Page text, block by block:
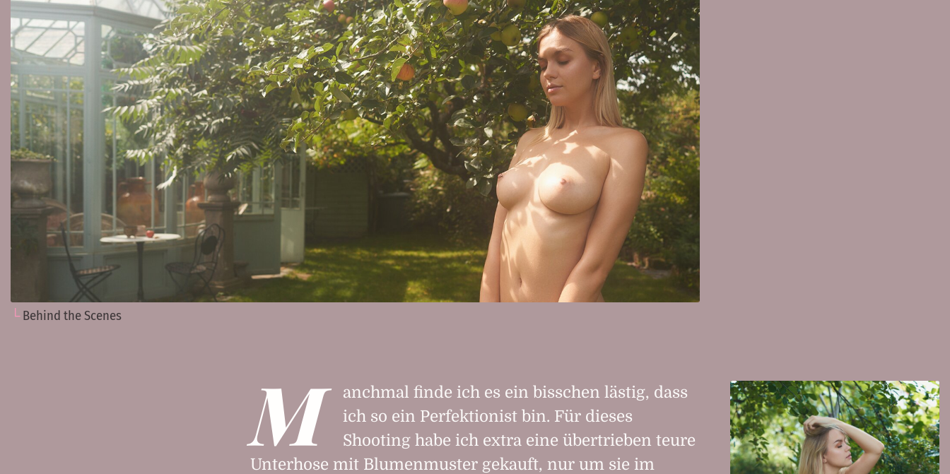
Behind the Scenes
M
anchmal finde ich es ein bisschen lästig, dass
ich so ein Perfektionist bin. Für dieses
Shooting habe ich extra eine übertrieben teure
Unterhose mit Blumenmuster gekauft, nur um sie im